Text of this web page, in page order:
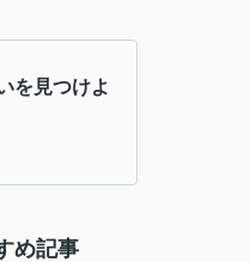
を見つけよ
め記事